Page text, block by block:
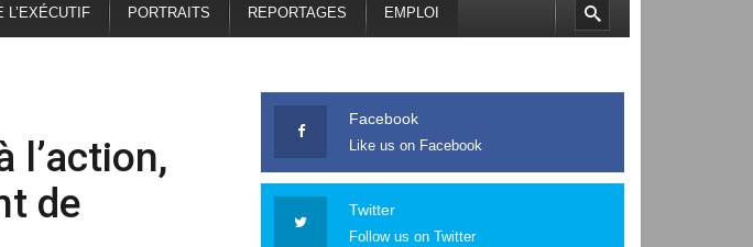
L’EXÉCUTIF PORTRAITS REPORTAGES EMPLOI
l’action,
de
Facebook
Like us on Facebook
Twitter
Follow us on Twitter